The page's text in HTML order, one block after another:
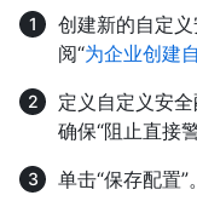
创建新的自定
阅“为企业创建
定义自定义安
确保“阻止直接
单击“保存配置